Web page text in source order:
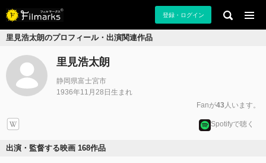
登録・ログイン
里見浩太朗のプロフィール・出演関連作品
里見浩太朗
静岡県富士宮市
1936年11月28日生まれ
Fanが43 人います。
Spotifyで聴く
出演・監督する映画 168作品